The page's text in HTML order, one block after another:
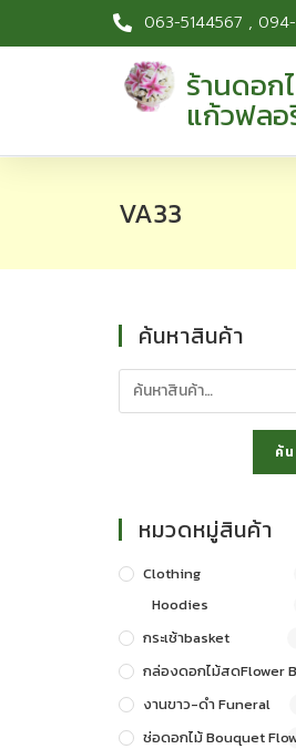
063-5144567 , 094-
ร้านดอก
แก้วฟลอ
VA33
ค้นหาสินค้า
ค้
หมวดหมู่สินค้า
Clothing
Hoodies
กระเช้าbasket
กล่องดอกไม้สดFlower
งานขาว-ดำ Funeral
ช่อดอกไม้ Bouquet